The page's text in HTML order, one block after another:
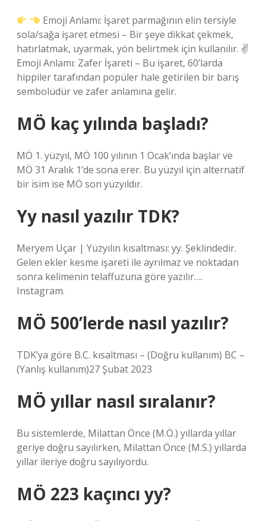
Emoji Anlamı: İşaret parmağının elin tersiyle
sola/sağa işaret etmesi – Bir şeye dikkat çekmek,
hatırlatmak, uyarmak, yön belirtmek için kullanılır. ✌
Emoji Anlamı: Zafer İşareti – Bu işaret, 60’larda
hippiler tarafından popüler hale getirilen bir barış
sembolüdür ve zafer anlamına gelir.
MÖ kaç yılında başladı?
MÖ 1. yüzyıl, MÖ 100 yılının 1 Ocak’ında başlar ve
MÖ 31 Aralık 1’de sona erer. Bu yüzyıl için alternatif
bir isim ise MÖ son yüzyıldır.
Yy nasıl yazılır TDK?
Meryem Uçar | Yüzyılın kısaltması: yy. Şeklindedir.
Gelen ekler kesme işareti ile ayrılmaz ve noktadan
sonra kelimenin telaffuzuna göre yazılır….
Instagram.
MÖ 500’lerde nasıl yazılır?
TDK’ya göre B.C. kısaltması – (Doğru kullanım) BC –
(Yanlış kullanım)27 Şubat 2023
MÖ yıllar nasıl sıralanır?
Bu sistemlerde, Milattan Önce (M.Ö.) yıllarda yıllar
geriye doğru sayılırken, Milattan Önce (M.S.) yıllarda
yıllar ileriye doğru sayılıyordu.
MÖ 223 kaçıncı yy?